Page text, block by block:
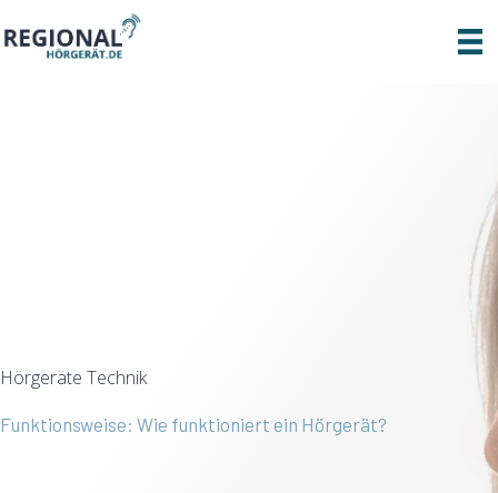
Inhalt
springen
Hörgeräte Technik
Funktionsweise: Wie funktioniert ein Hörgerät?